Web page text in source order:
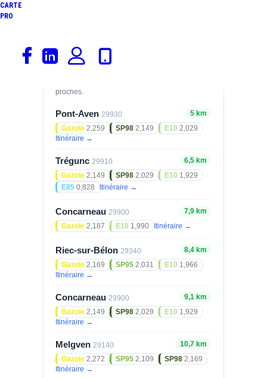
CARTE
PRO
Stations à proximité
proches.
Pont-Aven 29930
5 km
Gazole 2,259 SP98 2,149 E10 2,029
Itinéraire →
Trégunc 29910
6,5 km
Gazole 2,149 SP98 2,029 E10 1,929
E85 0,828 Itinéraire →
Concarneau 29900
7,9 km
Gazole 2,187 E10 1,990 Itinéraire →
Riec-sur-Bélon 29340
8,4 km
Gazole 2,169 SP95 2,031 E10 1,966
Itinéraire →
Concarneau 29900
9,1 km
Gazole 2,149 SP98 2,029 E10 1,929
Itinéraire →
Melgven 29140
10,7 km
Gazole 2,272 SP95 2,109 SP98 2,169
Itinéraire →